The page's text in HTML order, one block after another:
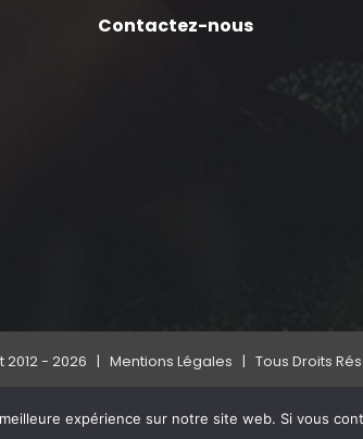
Contactez-nous
- 2026 | Mentions Légales | Tous Droits
expérience sur notre site web. Si vous